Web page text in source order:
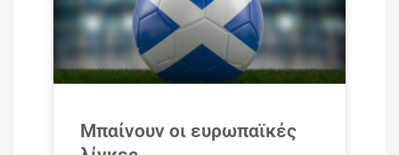
Μπαίνουν οι ευρωπαϊκές